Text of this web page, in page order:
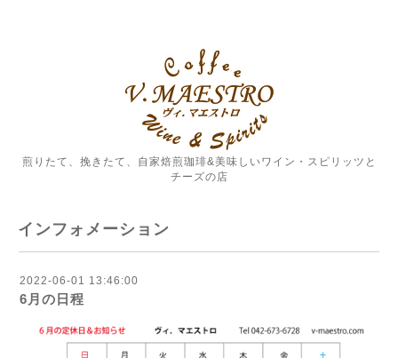
煎りたて、挽きたて、自家焙煎珈琲&美味しいワイン・スピリッツと
チーズの店
インフォメーション
2022-06-01 13:46:00
6月の日程